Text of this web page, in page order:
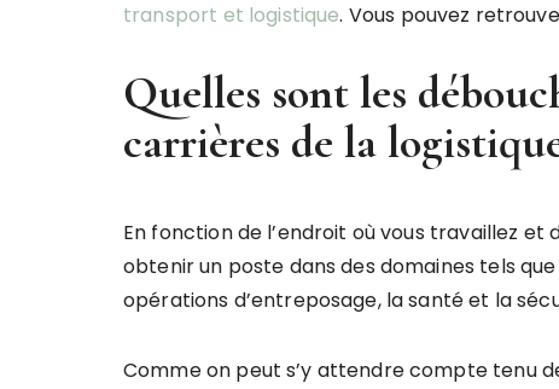
transport et logistique. Vous pouvez
Quelles sont les
carrières de la
En fonction de l’endroit où vous travaillez
obtenir un poste dans des domaines tels
opérations d’entreposage, la santé et la
Comme on peut s’y attendre compte tenu